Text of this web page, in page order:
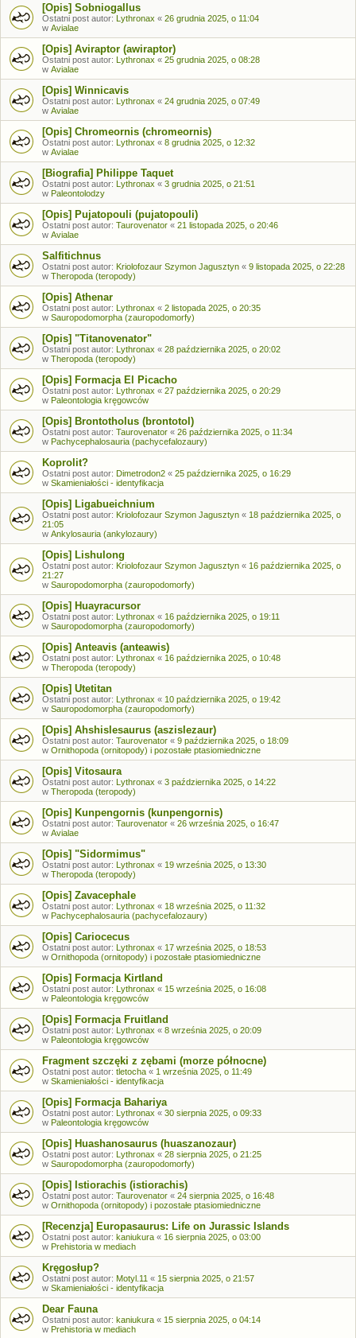
[Opis] Sobniogallus
Ostatni post autor: Lythronax « 26 grudnia 2025, o 11:04
w Avialae
[Opis] Aviraptor (awiraptor)
Ostatni post autor: Lythronax « 25 grudnia 2025, o 08:28
w Avialae
[Opis] Winnicavis
Ostatni post autor: Lythronax « 24 grudnia 2025, o 07:49
w Avialae
[Opis] Chromeornis (chromeornis)
Ostatni post autor: Lythronax « 8 grudnia 2025, o 12:32
w Avialae
[Biografia] Philippe Taquet
Ostatni post autor: Lythronax « 3 grudnia 2025, o 21:51
w Paleontolodzy
[Opis] Pujatopouli (pujatopouli)
Ostatni post autor: Taurovenator « 21 listopada 2025, o 20:46
w Avialae
Salfitichnus
Ostatni post autor: Kriolofozaur Szymon Jagusztyn « 9 listopada 2025, o 22:28
w Theropoda (teropody)
[Opis] Athenar
Ostatni post autor: Lythronax « 2 listopada 2025, o 20:35
w Sauropodomorpha (zauropodomorfy)
[Opis] "Titanovenator"
Ostatni post autor: Lythronax « 28 października 2025, o 20:02
w Theropoda (teropody)
[Opis] Formacja El Picacho
Ostatni post autor: Lythronax « 27 października 2025, o 20:29
w Paleontologia kręgowców
[Opis] Brontotholus (brontotol)
Ostatni post autor: Taurovenator « 26 października 2025, o 11:34
w Pachycephalosauria (pachycefalozaury)
Koprolit?
Ostatni post autor: Dimetrodon2 « 25 października 2025, o 16:29
w Skamieniałości - identyfikacja
[Opis] Ligabueichnium
Ostatni post autor: Kriolofozaur Szymon Jagusztyn « 18 października 2025, o
21:05
w Ankylosauria (ankylozaury)
[Opis] Lishulong
Ostatni post autor: Kriolofozaur Szymon Jagusztyn « 16 października 2025, o
21:27
w Sauropodomorpha (zauropodomorfy)
[Opis] Huayracursor
Ostatni post autor: Lythronax « 16 października 2025, o 19:11
w Sauropodomorpha (zauropodomorfy)
[Opis] Anteavis (anteawis)
Ostatni post autor: Lythronax « 16 października 2025, o 10:48
w Theropoda (teropody)
[Opis] Utetitan
Ostatni post autor: Lythronax « 10 października 2025, o 19:42
w Sauropodomorpha (zauropodomorfy)
[Opis] Ahshislesaurus (aszislezaur)
Ostatni post autor: Taurovenator « 9 października 2025, o 18:09
w Ornithopoda (ornitopody) i pozostałe ptasiomiedniczne
[Opis] Vitosaura
Ostatni post autor: Lythronax « 3 października 2025, o 14:22
w Theropoda (teropody)
[Opis] Kunpengornis (kunpengornis)
Ostatni post autor: Taurovenator « 26 września 2025, o 16:47
w Avialae
[Opis] "Sidormimus"
Ostatni post autor: Lythronax « 19 września 2025, o 13:30
w Theropoda (teropody)
[Opis] Zavacephale
Ostatni post autor: Lythronax « 18 września 2025, o 11:32
w Pachycephalosauria (pachycefalozaury)
[Opis] Cariocecus
Ostatni post autor: Lythronax « 17 września 2025, o 18:53
w Ornithopoda (ornitopody) i pozostałe ptasiomiedniczne
[Opis] Formacja Kirtland
Ostatni post autor: Lythronax « 15 września 2025, o 16:08
w Paleontologia kręgowców
[Opis] Formacja Fruitland
Ostatni post autor: Lythronax « 8 września 2025, o 20:09
w Paleontologia kręgowców
Fragment szczęki z zębami (morze północne)
Ostatni post autor: tletocha « 1 września 2025, o 11:49
w Skamieniałości - identyfikacja
[Opis] Formacja Bahariya
Ostatni post autor: Lythronax « 30 sierpnia 2025, o 09:33
w Paleontologia kręgowców
[Opis] Huashanosaurus (huaszanozaur)
Ostatni post autor: Lythronax « 28 sierpnia 2025, o 21:25
w Sauropodomorpha (zauropodomorfy)
[Opis] Istiorachis (istiorachis)
Ostatni post autor: Taurovenator « 24 sierpnia 2025, o 16:48
w Ornithopoda (ornitopody) i pozostałe ptasiomiedniczne
[Recenzja] Europasaurus: Life on Jurassic Islands
Ostatni post autor: kaniukura « 16 sierpnia 2025, o 03:00
w Prehistoria w mediach
Kręgosłup?
Ostatni post autor: Motyl.11 « 15 sierpnia 2025, o 21:57
w Skamieniałości - identyfikacja
Dear Fauna
Ostatni post autor: kaniukura « 15 sierpnia 2025, o 04:14
w Prehistoria w mediach